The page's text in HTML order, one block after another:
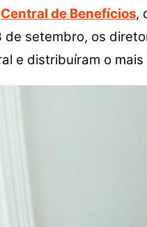
Central de Benefícios,
de setembro, os
e distribuíram o